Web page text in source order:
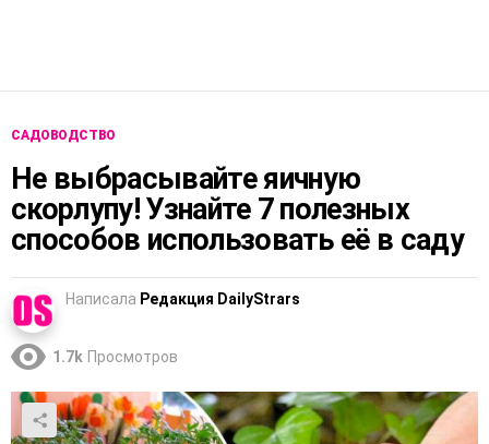
САДОВОДСТВО
Не выбрасывайте яичную
скорлупу! Узнайте 7 полезных
способов использовать её в саду
Написала Редакция DailyStrars
1.7k Просмотров